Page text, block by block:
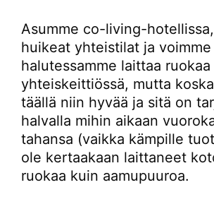
Asumme co-living-
huikeat yhteistilat ja voimme
halutessamme laittaa ruokaa
yhteiskeittiössä, mutta
täällä niin hyvää ja sitä on
halvalla mihin aikaan
tahansa (vaikka kämpille
ole kertaakaan laittaneet
ruokaa kuin aamupuuroa.